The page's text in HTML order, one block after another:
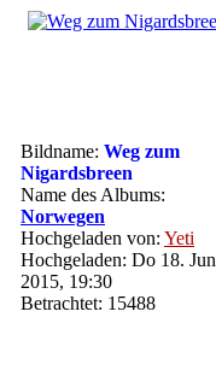
Bildname: Weg zum
Nigardsbreen
Name des Albums:
Norwegen
Hochgeladen von: Yeti
Hochgeladen: Do 18. Jun
2015, 19:30
Betrachtet: 15488